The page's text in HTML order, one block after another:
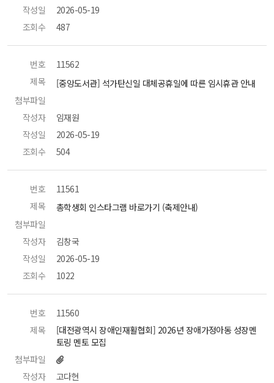
작성일
2026-05-19
조회수
487
번호
11562
제목
[중앙도서관] 석가탄신일 대체공휴일에 따른 임시휴관 안내
첨부파일
작성자
임재원
작성일
2026-05-19
조회수
504
번호
11561
제목
총학생회 인스타그램 바로가기 (축제안내)
첨부파일
작성자
김창국
작성일
2026-05-19
조회수
1022
번호
11560
제목
[대전광역시 장애인재활협회] 2026년 장애가정아동 성장멘
토링 멘토 모집
첨부파일
작성자
고다현